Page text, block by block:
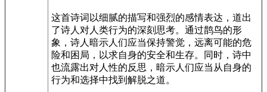
这首诗词以细腻的描写和强烈的感情表达，道出
了诗人对人类行为的深刻思考。通过鹊鸟的形
象，诗人暗示人们应当保持警觉，远离可能的危
险和困局，以求自身的安全和生存。同时，诗中
也流露出对人性的反思，暗示人们应当从自身的
行为和选择中找到解脱之道。